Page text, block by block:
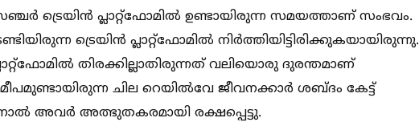
ട്രെയിൻ പ്ലാറ്റ്‌ഫോമില്‍ ഉണ്ടായിരുന്ന സമയത്താണ് സംഭവം.
ട്രെയിൻ പ്ലാറ്റ്‌ഫോമില്‍ നിർത്തിയിട്ടിരിക്കുകയായിരുന്നു.
തിരക്കില്ലാതിരുന്നത് വലിയൊരു ദുരന്തമാണ്
ചില റെയില്‍വേ ജീവനക്കാർ ശബ്ദം കേട്ട്
അവർ അത്ഭുതകരമായി രക്ഷപ്പെട്ടു.